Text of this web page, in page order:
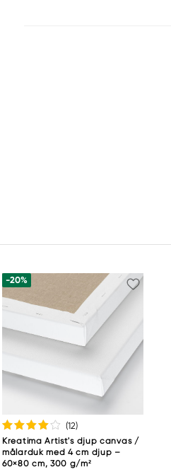
-20%
(12)
Kreatima Artist's djup canvas /
målarduk med 4 cm djup –
60×80 cm, 300 g/m²